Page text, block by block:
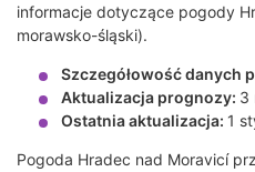
informacje dotyczące pogody
morawsko-śląski).
Szczegółowość danych
Aktualizacja prognozy: 3
Ostatnia aktualizacja: 1
Pogoda Hradec nad Moravicí